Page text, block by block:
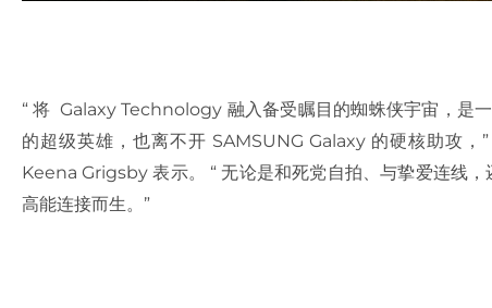
“ 将 Galaxy Technology 融入备受瞩目的蜘蛛侠宇宙，是
的超级英雄，也离不开 SAMSUNG Galaxy 的硬核助攻
Keena Grigsby 表示。 “ 无论是和死党自拍、与挚爱连线
高能连接而生。”